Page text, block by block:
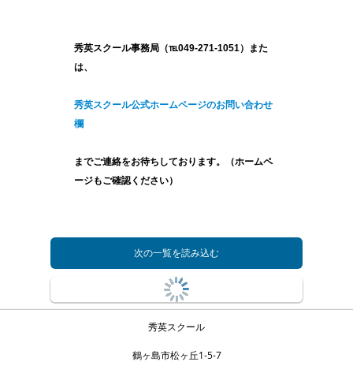
秀英スクール事務局（℡049-271-1051）また
は、
秀英スクール公式ホームページのお問い合わせ
欄
までご連絡をお待ちしております。（ホームペ
ージもご確認ください）
次の一覧を読み込む
秀英スクール
鶴ヶ島市松ヶ丘1-5-7